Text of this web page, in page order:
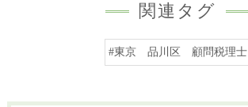
関連タグ
#東京 品川区 顧問税理士